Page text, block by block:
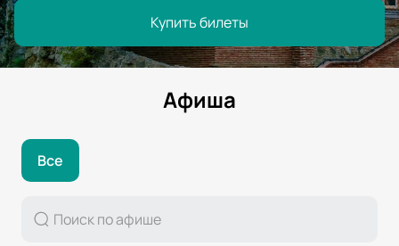
Купить билеты
Афиша
Все